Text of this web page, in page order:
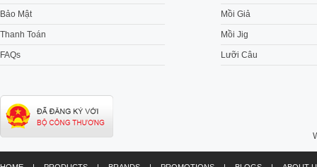
Bảo Mật
Thanh Toán
FAQs
Mồi Giả
Mồi Jig
Lưỡi Câu